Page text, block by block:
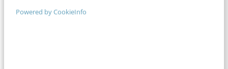
Powered by CookieInfo